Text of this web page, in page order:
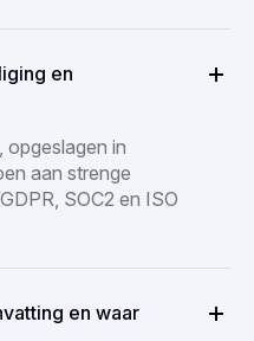
en
opgeslagen in
aan strenge
SOC2 en ISO
en waar